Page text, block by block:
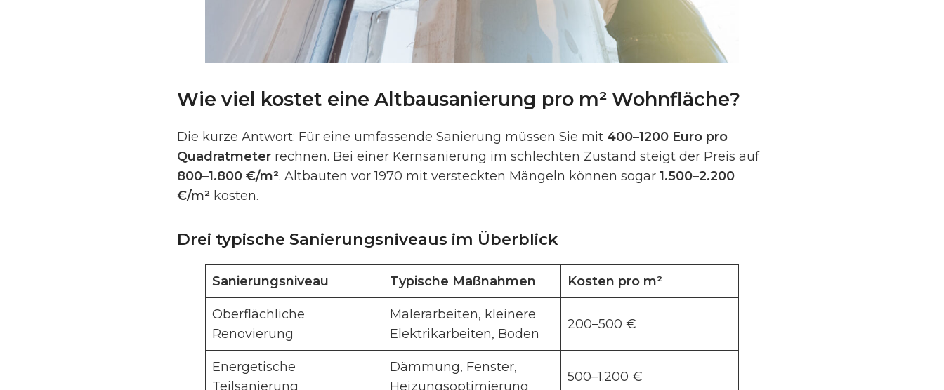
Wie viel kostet eine Altbausanierung pro m² Wohnfläche?
Die kurze Antwort: Für eine umfassende Sanierung müssen Sie mit 400–1200 Euro pro
Quadratmeter rechnen. Bei einer Kernsanierung im schlechten Zustand steigt der Preis auf
800–1.800 €/m². Altbauten vor 1970 mit versteckten Mängeln können sogar 1.500–2.200
€/m² kosten.
Drei typische Sanierungsniveaus im Überblick
Sanierungsniveau Typische Maßnahmen Kosten pro m²
Oberflächliche
Renovierung
Malerarbeiten, kleinere
Elektrikarbeiten, Boden
200–500 €
Energetische
Teilsanierung
Dämmung, Fenster,
Heizungsoptimierung
500–1.200 €